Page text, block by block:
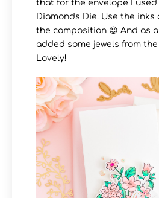
that for the envelope I
Diamonds Die. Use the
the composition 😉 And as a
added some jewels from the
Lovely!